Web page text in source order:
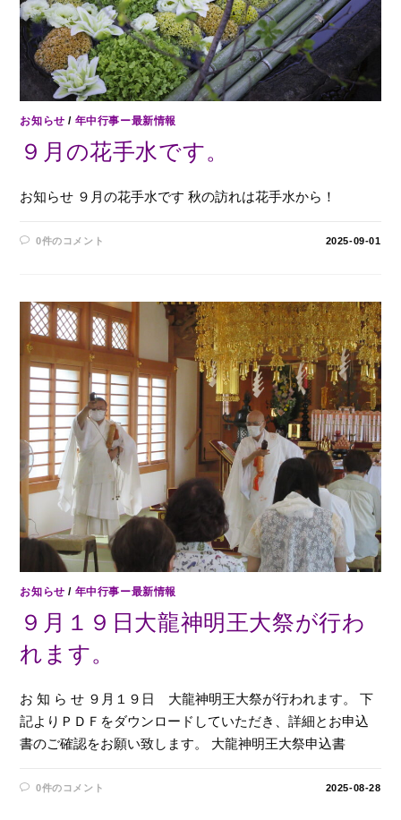
お知らせ / 年中行事ー最新情報
９月の花手水です。
お知らせ ９月の花手水です 秋の訪れは花手水から！
0件のコメント 2025-09-01
お知らせ / 年中行事ー最新情報
９月１９日大龍神明王大祭が行わ
れます。
お 知 ら せ ９月１９日 大龍神明王大祭が行われます。 下
記よりＰＤＦをダウンロードしていただき、詳細とお申込
書のご確認をお願い致します。 大龍神明王大祭申込書
0件のコメント 2025-08-28